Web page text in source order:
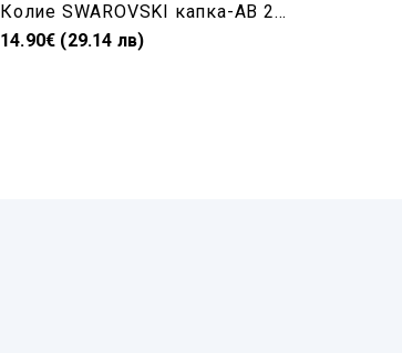
Колие SWAROVSKI капка-AB 22mm
14.90€ (29.14 лв)